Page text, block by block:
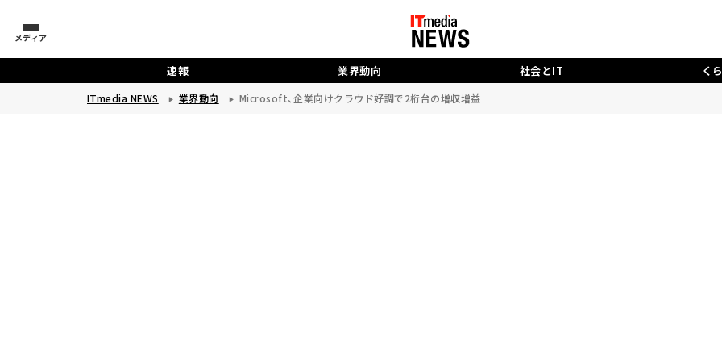
メディア
速報 業界動向 社会とIT く
ITmedia NEWS 業界動向 Microsoft、企業向けクラウド好調で2桁台の増収増益